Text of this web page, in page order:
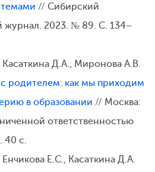
// Сибирский
журнал. 2023. № 89. С. 134–
Д.А., Миронова А.В.
с родителем: как мы приходим
в образовании // Москва:
ответственностью
40 с.
Е.С., Касаткина Д.А.